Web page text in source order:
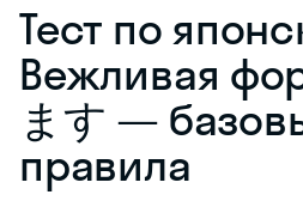
Тест по
Вежливая
ます —
правила
online